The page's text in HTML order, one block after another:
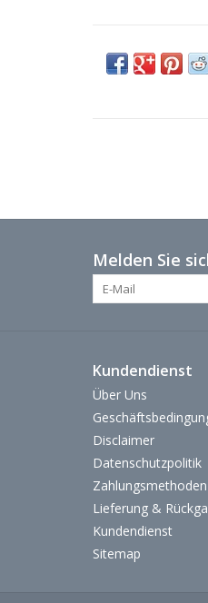
Melden Sie
Kundendienst
Über Uns
Disclaimer
Datenschutzpolitik
Zahlungsmethoden
Lieferung &
Kundendienst
Sitemap